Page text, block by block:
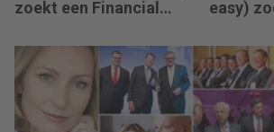
zoekt een Financial
betekent dat de
rapportagecyclus
sneller, slimmer en
betrouwbaarder
verloopt.”
easy)
Finance
transitie
Finance
gang.”